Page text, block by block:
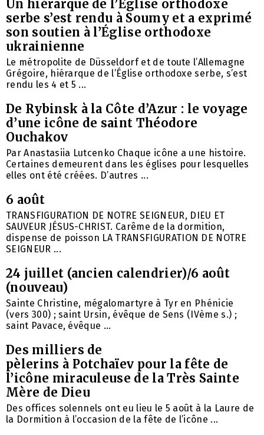
Un hiérarque de l’Église orthodoxe
serbe s’est rendu à Soumy et a exprimé
son soutien à l’Église orthodoxe
ukrainienne
Le métropolite de Düsseldorf et de toute l’Allemagne
Grégoire, hiérarque de l’Église orthodoxe serbe, s’est
rendu les 4 et 5 ...
De Rybinsk à la Côte d’Azur : le voyage
d’une icône de saint Théodore
Ouchakov
Par Anastasiia Lutcenko Chaque icône a une histoire.
Certaines demeurent dans les églises pour lesquelles
elles ont été créées. D’autres ...
6 août
TRANSFIGURATION DE NOTRE SEIGNEUR, DIEU ET
SAUVEUR JÉSUS-CHRIST. Carême de la dormition,
dispense de poisson LA TRANSFIGURATION DE NOTRE
SEIGNEUR ...
24 juillet (ancien calendrier)/6 août
(nouveau)
Sainte Christine, mégalomartyre à Tyr en Phénicie
(vers 300) ; saint Ursin, évêque de Sens (IVème s.) ;
saint Pavace, évêque ...
Des milliers de
pèlerins à Potchaïev pour la fête de
l’icône miraculeuse de la Très Sainte
Mère de Dieu
Des offices solennels ont eu lieu le 5 août à la Laure de
la Dormition à l’occasion de la fête de l’icône ...